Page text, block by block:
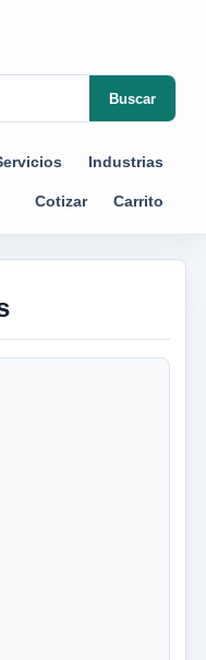
Buscar
Industrias
Cotizar Carrito